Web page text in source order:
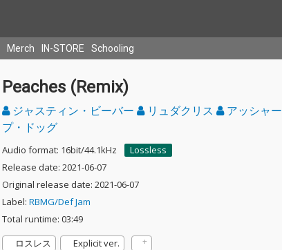
Merch IN-STORE Schooling
Peaches (Remix)
ジャスティン・ビーバー リュダクリス アッシャー
プ・ドッグ
Audio format: 16bit/44.1kHz
Lossless
Release date: 2021-06-07
Original release date: 2021-06-07
Label: RBMG/Def Jam
Total runtime: 03:49
ロスレス
Explicit ver.